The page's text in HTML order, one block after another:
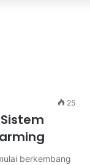
25
berkembang